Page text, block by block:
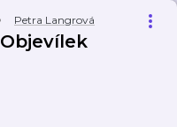
Petra Langrová